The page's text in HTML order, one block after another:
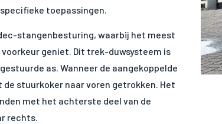
toepassingen.
stangenbesturing, waarbij het meest
geniet. Dit trek-duwsysteem is
as. Wanneer de aangekoppelde
stuurkoker naar voren getrokken. Het
met het achterste deel van de
rechts.